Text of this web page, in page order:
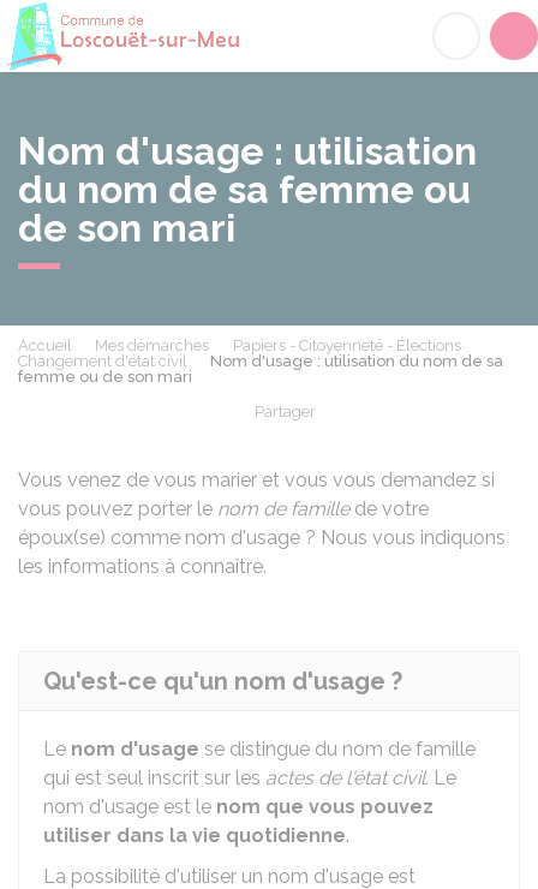
Nom d'usage : utilisation
du nom de sa femme ou
de son mari
Accueil Mes démarches
Papiers - Citoyenneté - Élections
Changement d'état civil
Nom d'usage : utilisation du nom de sa
femme ou de son mari
Partager
Vous venez de vous marier et vous vous demandez si
vous pouvez porter le nom de famillede votre
époux(se) comme nom d'usage ? Nous vous indiquons
les informations à connaître.
Qu'est-ce qu'un nom d'usage ?
Le nom d'usage se distingue du nom de famille
qui est seul inscrit sur les actes de l'état civil. Le
nom d'usage est le nom que vous pouvez
utiliser dans la vie quotidienne.
La possibilité d'utiliser un nom d'usage est